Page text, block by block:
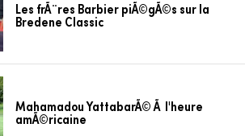
Les frÃ¨res Barbier piÃ©gÃ©s sur la
Bredene Classic
Mahamadou YattabarÃ© Ã l'heure
amÃ©ricaine